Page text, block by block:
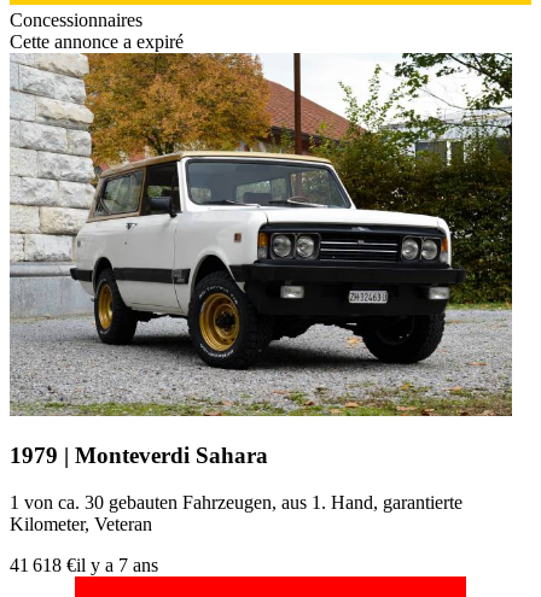
Concessionnaires
Cette annonce a expiré
1979 | Monteverdi Sahara
1 von ca. 30 gebauten Fahrzeugen, aus 1. Hand, garantierte
Kilometer, Veteran
41 618 €il y a 7 ans